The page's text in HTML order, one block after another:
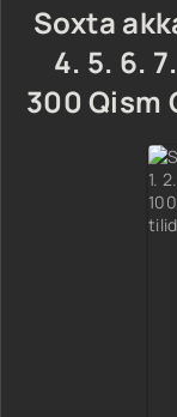
Soxta
4. 5. 6.
300 Qism